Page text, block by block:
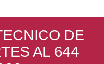
DE
AL 644